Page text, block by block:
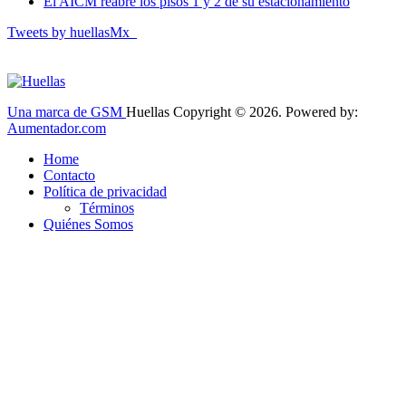
Tweets by huellasMx_
Una marca de GSM Huellas Copyright © 2026. Powered by:
Aumentador.com
Home
Contacto
Política de privacidad
Términos
Quiénes Somos